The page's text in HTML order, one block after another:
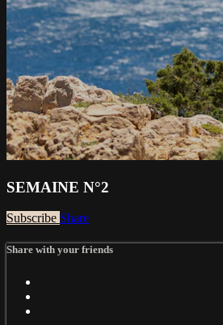
SEMAINE N°2
Subscribe Share
Share with your friends